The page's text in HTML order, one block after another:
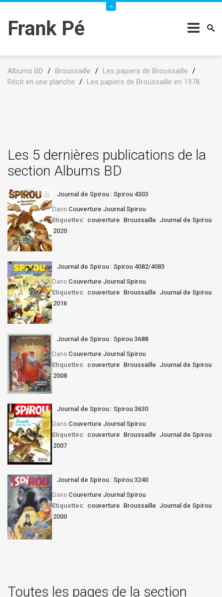
Frank Pé
Albums BD / Broussaille / Les papiers de Broussaille /
Récit en une planche / Les papiers de Broussaille en 1978
Les 5 dernières publications de la
section Albums BD
Journal de Spirou : Spirou 4303
Dans Couverture Journal Spirou
Etiquettes: couverture Broussaille Journal de Spirou
2020
Journal de Spirou : Spirou 4082/4083
Dans Couverture Journal Spirou
Etiquettes: couverture Broussaille Journal de Spirou
2016
Journal de Spirou : Spirou 3688
Dans Couverture Journal Spirou
Etiquettes: couverture Broussaille Journal de Spirou
2008
Journal de Spirou : Spirou 3630
Dans Couverture Journal Spirou
Etiquettes: couverture Broussaille Journal de Spirou
2007
Journal de Spirou : Spirou 3240
Dans Couverture Journal Spirou
Etiquettes: couverture Broussaille Journal de Spirou
2000
Toutes les pages de la section